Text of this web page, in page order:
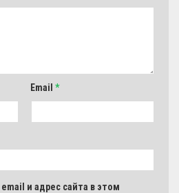
Email *
и адрес сайта в этом